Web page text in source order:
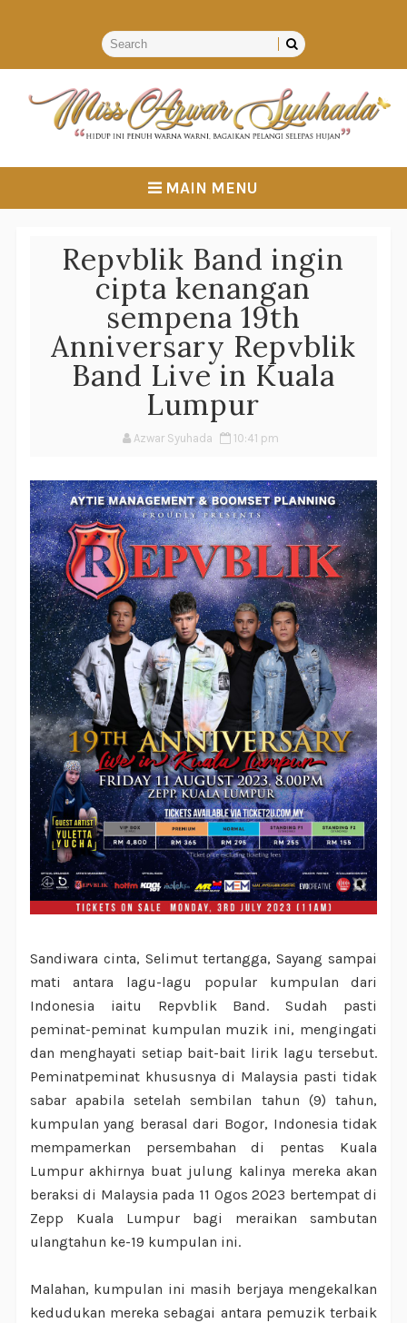
MAIN MENU
Repvblik Band ingin
cipta kenangan
sempena 19th
Anniversary Repvblik
Band Live in Kuala
Lumpur
Azwar Syuhada 10:41 pm
Sandiwara cinta, Selimut tertangga, Sayang sampai
mati antara lagu-lagu popular kumpulan dari
Indonesia iaitu Repvblik Band. Sudah pasti
peminat-peminat kumpulan muzik ini, mengingati
dan menghayati setiap bait-bait lirik lagu tersebut.
Peminatpeminat khususnya di Malaysia pasti tidak
sabar apabila setelah sembilan tahun (9) tahun,
kumpulan yang berasal dari Bogor, Indonesia tidak
mempamerkan persembahan di pentas Kuala
Lumpur akhirnya buat julung kalinya mereka akan
beraksi di Malaysia pada 11 Ogos 2023 bertempat di
Zepp Kuala Lumpur bagi meraikan sambutan
ulangtahun ke-19 kumpulan ini.
Malahan, kumpulan ini masih berjaya mengekalkan
kedudukan mereka sebagai antara pemuzik terbaik